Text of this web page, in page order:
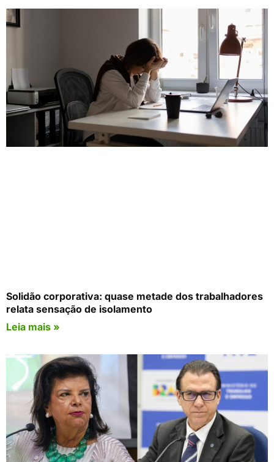
Solidão corporativa: quase metade dos trabalhadores
relata sensação de isolamento
Leia mais »